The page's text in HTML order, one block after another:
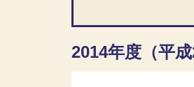
2014年度（平